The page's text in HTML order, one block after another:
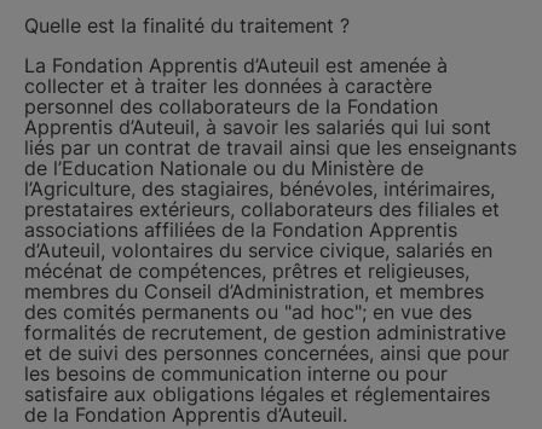
Quelle est la finalité du traitement ?
La Fondation Apprentis d’Auteuil est amenée à
collecter et à traiter les données à caractère
personnel des collaborateurs de la Fondation
Apprentis d’Auteuil, à savoir les salariés qui lui sont
liés par un contrat de travail ainsi que les enseignants
de l’Education Nationale ou du Ministère de
l’Agriculture, des stagiaires, bénévoles, intérimaires,
prestataires extérieurs, collaborateurs des filiales et
associations affiliées de la Fondation Apprentis
d’Auteuil, volontaires du service civique, salariés en
mécénat de compétences, prêtres et religieuses,
membres du Conseil d’Administration, et membres
des comités permanents ou "ad hoc"; en vue des
formalités de recrutement, de gestion administrative
et de suivi des personnes concernées, ainsi que pour
les besoins de communication interne ou pour
satisfaire aux obligations légales et réglementaires
de la Fondation Apprentis d’Auteuil.